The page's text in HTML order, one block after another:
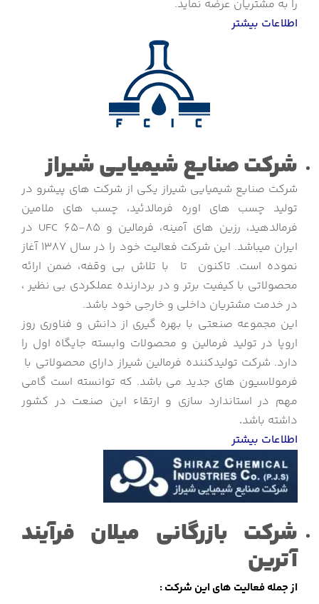
را به مشتریان عرضه نماید.
اطلاعات بیشتر
شرکت صنایع شیمیایی شیراز
شرکت صنایع شیمیایی شیراز یکی از شرکت های پیشرو در
تولید چسب های اوره فرمالدئید، چسب های ملامین
فرمالدهید، رزین های آمینه، فرمالین و UFC 65-85 در
ایران میباشد. این شرکت فعالیت خود را در سال 1387 آغاز
نموده است. تاکنون تا با تلاش بی وقفه، ضمن ارائه
محصولاتی با کیفیت برتر و در بردارنده عملکردی بی نظیر ،
در خدمت مشتریان داخلی و خارجی خود باشد.
این مجموعه صنعتی با بهره گیری از دانش و فناوری روز
اروپا در تولید فرمالین و محصولات وابسته جایگاه اول را
دارد. شرکت تولیدکننده فرمالین شیراز دارای محصولاتی با
فرمولاسیون های جدید می باشد. که توانسته است گامی
مهم در استاندارد سازی و ارتقاء این صنعت در کشور
داشته باشد.
اطلاعات بیشتر
شرکت بازرگانی میلان فرآیند
آترین
از جمله فعالیت های این شرکت :